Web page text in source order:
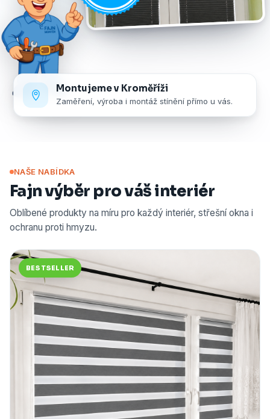
Montujeme v Kroměříži
Zaměření, výroba i montáž stínění přímo u vás.
NAŠE NABÍDKA
Fajn výběr pro váš interiér
Oblíbené produkty na míru pro každý interiér, střešní okna i
ochranu proti hmyzu.
BESTSELLER